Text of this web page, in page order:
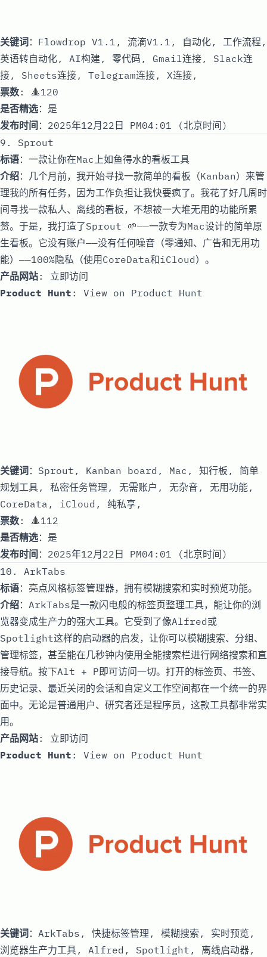
关键词：Flowdrop V1.1, 流滴V1.1, 自动化, 工作流程,
英语转自动化, AI构建, 零代码, Gmail连接, Slack连
接, Sheets连接, Telegram连接, X连接,
票数: 🔺120
是否精选：是
发布时间 ：2025年12月22日 PM04:01 (北京时间)
9. Sprout
标语：一款让你在Mac上如鱼得水的看板工具
介绍：几个月前，我开始寻找一款简单的看板（Kanban）来管
理我的所有任务，因为工作负担让我快要疯了。我花了好几周时
间寻找一款私人、离线的看板，不想被一大堆无用的功能所累
赘。于是，我打造了Sprout 🌱——一款专为Mac设计的简单原
生看板。它没有账户——没有任何噪音（零通知、广告和无用功
能）——100%隐私（使用CoreData和iCloud）。
产品网站: 立即访问
Product Hunt : View on Product Hunt
关键词 ：Sprout, Kanban board, Mac, 知行板, 简单
规划工具, 私密任务管理, 无需账户, 无杂音, 无用功能,
CoreData, iCloud, 纯私享,
票数: 🔺112
是否精选：是
发布时间 ：2025年12月22日 PM04:01 (北京时间)
10. ArkTabs
标语：亮点风格标签管理器，拥有模糊搜索和实时预览功能。
介绍：ArkTabs是一款闪电般的标签页整理工具，能让你的浏
览器变成生产力的强大工具。它受到了像Alfred或
Spotlight这样的启动器的启发，让你可以模糊搜索、分组、
管理标签，甚至能在几秒钟内使用全能搜索栏进行网络搜索和直
接导航。按下Alt + P即可访问一切。打开的标签页、书签、
历史记录、最近关闭的会话和自定义工作空间都在一个统一的界
面中。无论是普通用户、研究者还是程序员，这款工具都非常实
用。
产品网站: 立即访问
Product Hunt : View on Product Hunt
关键词：ArkTabs, 快捷标签管理, 模糊搜索, 实时预览,
浏览器生产力工具, Alfred, Spotlight, 离线启动器,